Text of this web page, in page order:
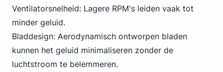
Ventilatorsnelheid: Lagere RPM's leiden vaak tot
minder geluid.
Bladdesign: Aerodynamisch ontworpen bladen
kunnen het geluid minimaliseren zonder de
luchtstroom te belemmeren.